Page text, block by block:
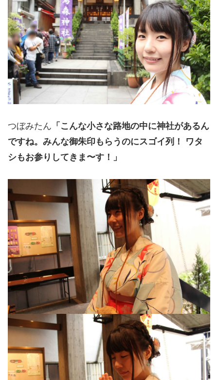
つぼみたん 「こんな小さな路地の中に神社があるん
ですね。みんな御朱印もらうのにスゴイ列！ ワタ
シもお参りしてきま〜す！」